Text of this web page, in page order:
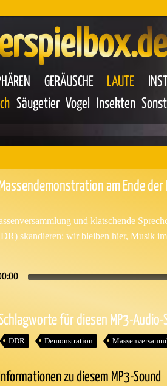
GERÄUSCHE LAUTE
Säugetier Vogel Insekten
Massendemonstration am Ende der
und klatschende
skandieren: wir bleiben hier, Musik
für diesen MP3-Audio-
DDR Demonstration
Informationen zu diesem MP3-Sound